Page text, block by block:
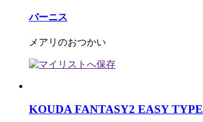
バーニス
メアリのおつかい
KOUDA FANTASY2 EASY TYPE